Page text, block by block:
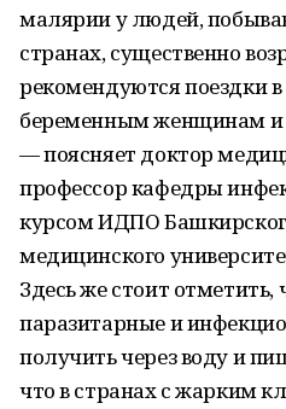
малярии у людей,
странах, существенно
рекомендуются поездки
беременным женщинам и
— поясняет доктор
профессор кафедры
курсом ИДПО
медицинского
Здесь же стоит
паразитарные и
получить через воду и
что в странах с жарким